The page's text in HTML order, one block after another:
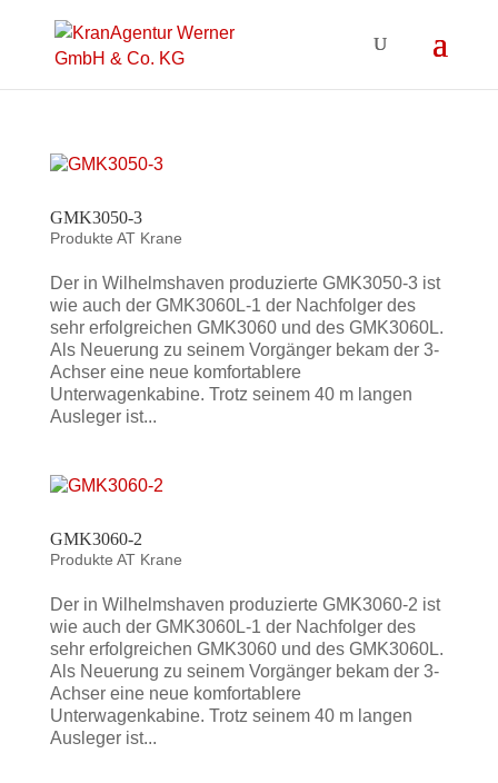
GMK3050-3
Produkte AT Krane
Der in Wilhelmshaven produzierte GMK3050-3 ist
wie auch der GMK3060L-1 der Nachfolger des
sehr erfolgreichen GMK3060 und des GMK3060L.
Als Neuerung zu seinem Vorgänger bekam der 3-
Achser eine neue komfortablere
Unterwagenkabine. Trotz seinem 40 m langen
Ausleger ist...
GMK3060-2
Produkte AT Krane
Der in Wilhelmshaven produzierte GMK3060-2 ist
wie auch der GMK3060L-1 der Nachfolger des
sehr erfolgreichen GMK3060 und des GMK3060L.
Als Neuerung zu seinem Vorgänger bekam der 3-
Achser eine neue komfortablere
Unterwagenkabine. Trotz seinem 40 m langen
Ausleger ist...